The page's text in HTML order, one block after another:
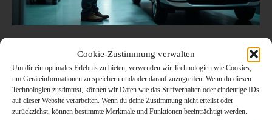
Cookie-Zustimmung verwalten
Um dir ein optimales Erlebnis zu bieten, verwenden wir Technologien wie Cookies,
um Geräteinformationen zu speichern und/oder darauf zuzugreifen. Wenn du diesen
Technologien zustimmst, können wir Daten wie das Surfverhalten oder eindeutige IDs
auf dieser Website verarbeiten. Wenn du deine Zustimmung nicht erteilst oder
zurückziehst, können bestimmte Merkmale und Funktionen beeinträchtigt werden.
Elektroautos? Ein ausführlicher Blick
auf den Recyclingprozess und die damit
verbundenen Herausforderungen
ELEKTROMOBILITÄT
15. Dezember 2025